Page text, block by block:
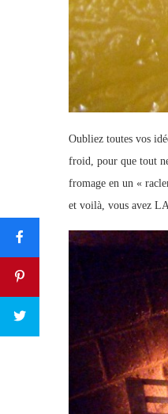
Oubliez toutes vos
froid, pour que tout
fromage en un «
et voilà, vous avez